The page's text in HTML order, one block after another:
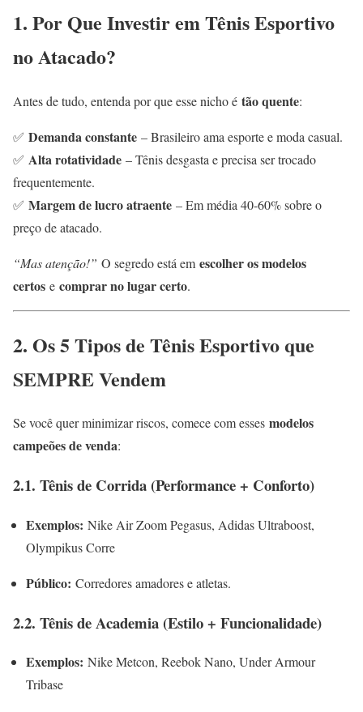
1. Por Que Investir em Tênis Esportivo
no Atacado?
Antes de tudo, entenda por que esse nicho é tão quente:
✅ Demanda constante – Brasileiro ama esporte e moda casual.
✅ Alta rotatividade – Tênis desgasta e precisa ser trocado
frequentemente.
✅ Margem de lucro atraente – Em média 40-60% sobre o
preço de atacado.
“Mas atenção!” O segredo está em escolher os modelos
certos e comprar no lugar certo.
2. Os 5 Tipos de Tênis Esportivo que
SEMPRE Vendem
Se você quer minimizar riscos, comece com esses modelos
campeões de venda:
2.1. Tênis de Corrida (Performance + Conforto)
Exemplos: Nike Air Zoom Pegasus, Adidas Ultraboost,
Olympikus Corre
Público: Corredores amadores e atletas.
2.2. Tênis de Academia (Estilo + Funcionalidade)
Exemplos: Nike Metcon, Reebok Nano, Under Armour
Tribase